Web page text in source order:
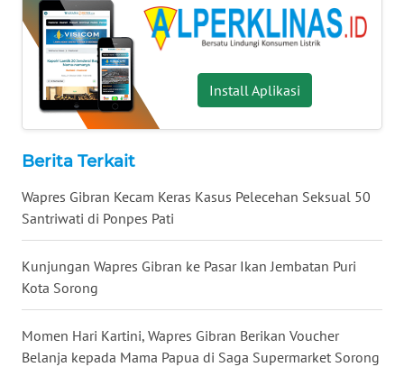
Install Aplikasi
Berita Terkait
Wapres Gibran Kecam Keras Kasus Pelecehan Seksual 50
Santriwati di Ponpes Pati
Kunjungan Wapres Gibran ke Pasar Ikan Jembatan Puri
Kota Sorong
Momen Hari Kartini, Wapres Gibran Berikan Voucher
Belanja kepada Mama Papua di Saga Supermarket Sorong
KALBAR
WN
KALTENG
WN
KALSEL
WN
KALTIM
SULSEL